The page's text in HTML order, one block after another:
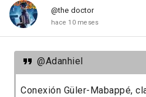
@the doctor
hace 10 meses
@Adanhiel
Conexión Güler-Mabappé,